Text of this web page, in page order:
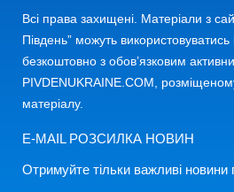
Всі права захищені. Матеріали з
Південь” можуть
безкоштовно з обов’язковим
PIVDENUKRAINE.COM,
матеріалу.
E-MAIL РОЗСИЛКА НОВИН
Отримуйте тільки важливі новини